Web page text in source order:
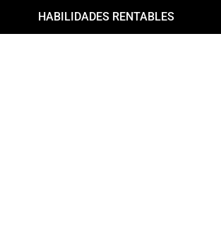
HABILIDADES RENTABLES